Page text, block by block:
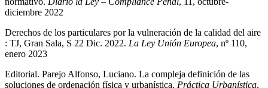
diciembre 2022
Derechos de los particulares por la vulneración de la calidad del aire
: TJ, Gran Sala, S 22 Dic. 2022. La Ley Unión Europea, nº 110,
enero 2023
Editorial. Parejo Alfonso, Luciano. La compleja definición de las
soluciones de ordenación física y urbanística. Práctica Urbanística,